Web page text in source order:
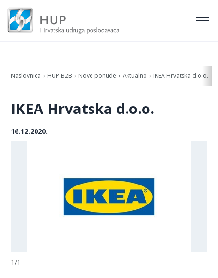
Naslovnica HUP B2B Nove ponude Aktualno IKEA Hrvatska d.o.o.
IKEA Hrvatska d.o.o.
16.12.2020.
1/1